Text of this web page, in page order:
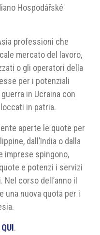
Hospodářské
professioni che
mercato del lavoro,
o gli operatori della
per i potenziali
in Ucraina con
in patria.
aperte le quote per
dall’India o dalla
imprese spingono,
e potenzi i servizi
corso dell’anno il
una nuova quota per i
QUI.